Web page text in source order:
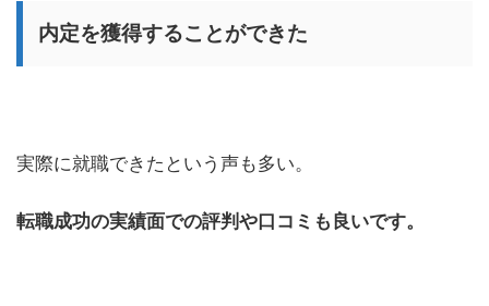
内定を獲得することができた
実際に就職できたという声も多い。
転職成功の実績面での評判や口コミも良いです。